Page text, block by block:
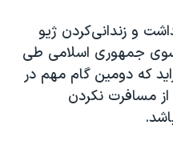
و زندانی‌کردن ژیو
سوی جمهوری اسلامی طی
تا ۱۳۹۸ می‌افزاید که دومین گام مهم در
مسافرت نکردن